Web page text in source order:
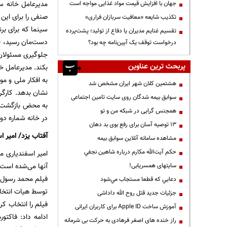
سینما که برای
دست‌مان رسید،
جلوگیری
بکند. مدیرعامل
به افکار ملی و
نشان بدهد.
به محض بازگشت
در خانه شماره دو سینما در
آفتاب یزد/ امیر
امیر
ادامه داد:
جهان با افزایش قیمت مواد غذایی مواجه است
تکذیب شایعه «معافیت سربازان فراری»
تقسیم غنایم مدیران یا دفاع از تولید؛ پشت‌پرده
درخواست توقف یک آیین‌نامه چه بود؟
پربحث ترین عناوین
هشتمین کلان شهر ایران مشخص شد
سوابق بیمه شدگان روی سایت تامین اجتماعی
همجنس گرایی در شبکه من و تو
13 توصیه آسان برای رفع بوی بد دهان
مشاهده سامانه آنلاين سوابق بیمه
حكم آيت‌الله مكارم درباره شاهين نجفي
سایتهای همسریابی!
دعايي كه قطعا مستجاب مي‌شود
جزئیات جدید قتل روح الله داداشی
آموزش ساخت Apple ID برای کاربران ایرانی
راز خنده های اصغر فرهادی به حرکت بی شرمانه